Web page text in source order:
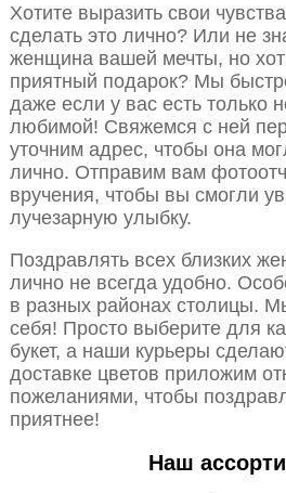
Хотите выразить свои
сделать это лично? Или не
женщина вашей мечты, но
приятный подарок? Мы
даже если у вас есть только
любимой! Свяжемся с ней
уточним адрес, чтобы она
лично. Отправим вам
вручения, чтобы вы смогли
лучезарную улыбку.
Поздравлять всех близких
лично не всегда удобно.
в разных районах столицы.
себя! Просто выберите для
букет, а наши курьеры
доставке цветов приложим
пожеланиями, чтобы
приятнее!
Наш